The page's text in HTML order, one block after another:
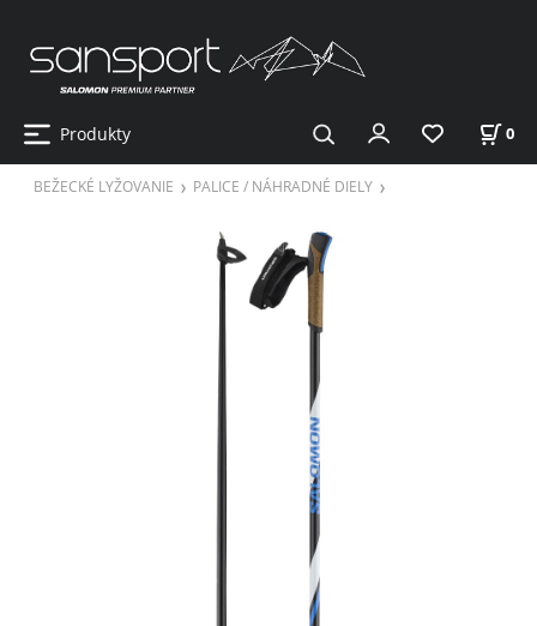
Produkty 0
BEŽECKÉ LYŽOVANIE PALICE / NÁHRADNÉ DIELY